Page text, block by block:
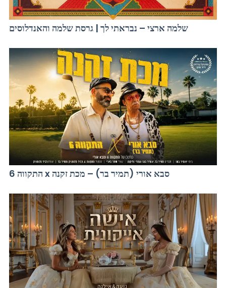
שלמה ארצי – נבראתי לך | גרסת שלמה והאנדלוסים
התקווה 6 x סבא אורי (תמיר בר) – מכת זקנה